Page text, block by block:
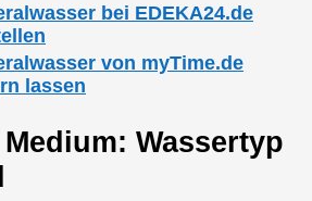
bei EDEKA24.de
von myTime.de
lassen
Wassertyp